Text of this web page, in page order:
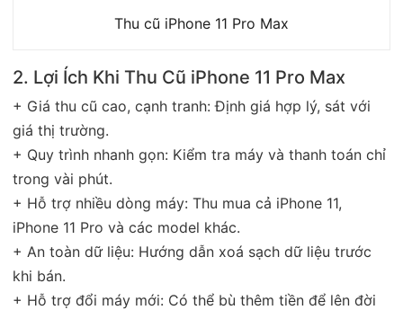
Thu cũ iPhone 11 Pro Max
2. Lợi Ích Khi Thu Cũ iPhone 11 Pro Max
+ Giá thu cũ cao, cạnh tranh: Định giá hợp lý, sát với
giá thị trường.
+ Quy trình nhanh gọn: Kiểm tra máy và thanh toán chỉ
trong vài phút.
+ Hỗ trợ nhiều dòng máy: Thu mua cả iPhone 11,
iPhone 11 Pro và các model khác.
+ An toàn dữ liệu: Hướng dẫn xoá sạch dữ liệu trước
khi bán.
+ Hỗ trợ đổi máy mới: Có thể bù thêm tiền để lên đời